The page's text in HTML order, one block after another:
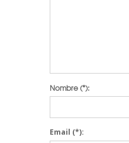
Nombre(*):
Email (*):